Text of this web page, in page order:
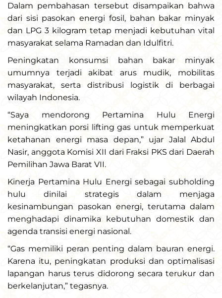
Dalam pembahasan tersebut disampaikan bahwa
dari sisi pasokan energi fosil, bahan bakar minyak
dan LPG 3 kilogram tetap menjadi kebutuhan vital
masyarakat selama Ramadan dan Idulfitri.
Peningkatan konsumsi bahan bakar minyak
umumnya terjadi akibat arus mudik, mobilitas
masyarakat, serta distribusi logistik di berbagai
wilayah Indonesia.
“Saya mendorong Pertamina Hulu Energi
meningkatkan porsi lifting gas untuk memperkuat
ketahanan energi masa depan,” ujar Jalal Abdul
Nasir, anggota Komisi XII dari Fraksi PKS dari Daerah
Pemilihan Jawa Barat VII.
Kinerja Pertamina Hulu Energi sebagai subholding
hulu dinilai strategis dalam menjaga
kesinambungan pasokan energi, terutama dalam
menghadapi dinamika kebutuhan domestik dan
agenda transisi energi nasional.
“Gas memiliki peran penting dalam bauran energi.
Karena itu, peningkatan produksi dan optimalisasi
lapangan harus terus didorong secara terukur dan
berkelanjutan,” tegasnya.